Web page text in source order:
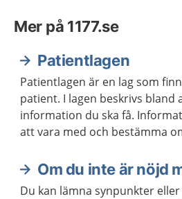
Mer på 1177.se
Patientlagen
Patientlagen är en lag som
patient. I lagen beskrivs bland
information du ska få.
att vara med och bestämma
Om du inte är nöjd
Du kan lämna synpunkter